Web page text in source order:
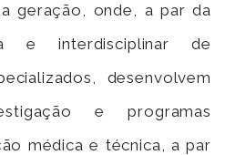
geração, onde, a par da
e interdisciplinar de
desenvolvem
e programas
médica e técnica, a par